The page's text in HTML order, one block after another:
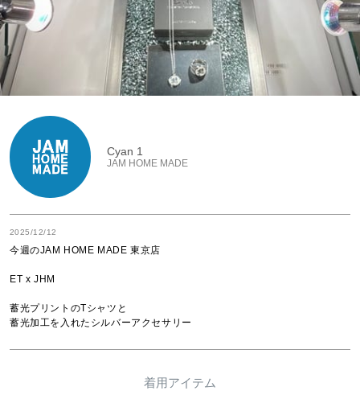
Cyan 1
JAM HOME MADE
2025/12/12
今週のJAM HOME MADE 東京店
ET x JHM
蓄光プリントのTシャツと
蓄光加工を入れたシルバーアクセサリー
着用アイテム